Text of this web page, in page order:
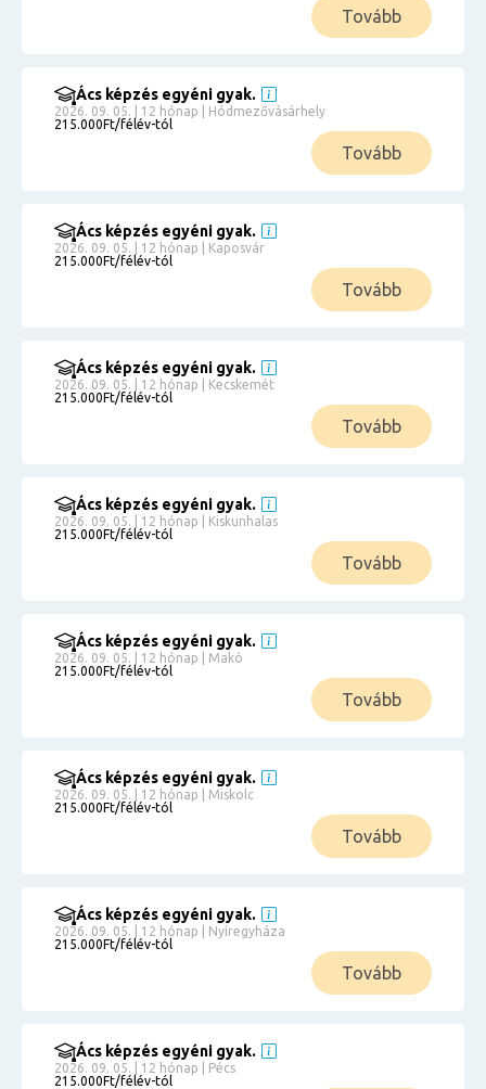
Tovább
Ács képzés egyéni gyak.
2026. 09. 05. | 12 hónap | Hódmezővásárhely
215.000Ft/félév-tól
Tovább
Ács képzés egyéni gyak.
2026. 09. 05. | 12 hónap | Kaposvár
215.000Ft/félév-tól
Tovább
Ács képzés egyéni gyak.
2026. 09. 05. | 12 hónap | Kecskemét
215.000Ft/félév-tól
Tovább
Ács képzés egyéni gyak.
2026. 09. 05. | 12 hónap | Kiskunhalas
215.000Ft/félév-tól
Tovább
Ács képzés egyéni gyak.
2026. 09. 05. | 12 hónap | Makó
215.000Ft/félév-tól
Tovább
Ács képzés egyéni gyak.
2026. 09. 05. | 12 hónap | Miskolc
215.000Ft/félév-tól
Tovább
Ács képzés egyéni gyak.
2026. 09. 05. | 12 hónap | Nyíregyháza
215.000Ft/félév-tól
Tovább
Ács képzés egyéni gyak.
2026. 09. 05. | 12 hónap | Pécs
215.000Ft/félév-tól